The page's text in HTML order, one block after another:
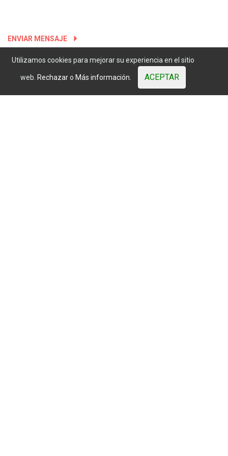
ENVIAR MENSAJE
Utilizamos cookies para mejorar su experiencia en el sitio
web. Rechazaro Más información. ACEPTAR
whatsappyoutubefacebookinstagram